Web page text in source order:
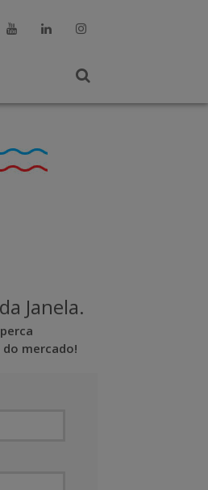
Janela.
mercado!